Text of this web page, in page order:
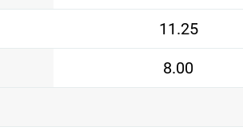
11.25
8.00